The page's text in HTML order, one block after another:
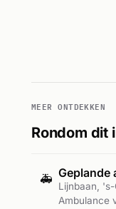
MEER ONTDEKKEN
Rondom dit
🚑 Geplande
Lijnbaan,
Ambulance